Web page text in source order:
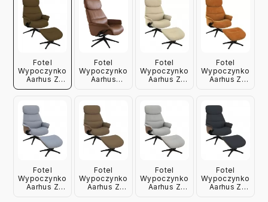
Fotel
Wypoczynkowy
Aarhus Z
Podnóżkiem
Yellow
Flexlux
Fotel
Wypoczynkowy
Aarhus
Fotel
Wypoczynkowy
Aarhus Z
Flexlux
Fotel
Wypoczynkowy
Aarhus Z
Flexlux
Fotel
Wypoczynkowy
Aarhus Z
Fotel
Wypoczynkowy
Aarhus Z
Fotel
Wypoczynkowy
Aarhus Z
Fotel
Wypoczynkowy
Aarhus Z